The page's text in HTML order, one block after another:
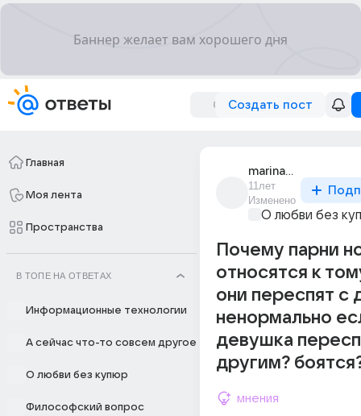
Создать пост
Главная
Моя лента
Пространства
В ТОПЕ НА ОТВЕТАХ
Информационные технологии
А сейчас что-то совсем другое
О любви без купюр
Философский вопрос
marina_kolos_50
11лет
Изменено
О любви без
Почему парни
относятся к
они переспят с
ненормально
девушка
другим?
мнения